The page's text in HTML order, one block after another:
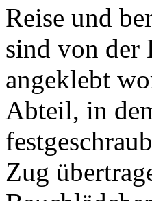
Reise und
sind von der
angeklebt
Abteil, in
Zug